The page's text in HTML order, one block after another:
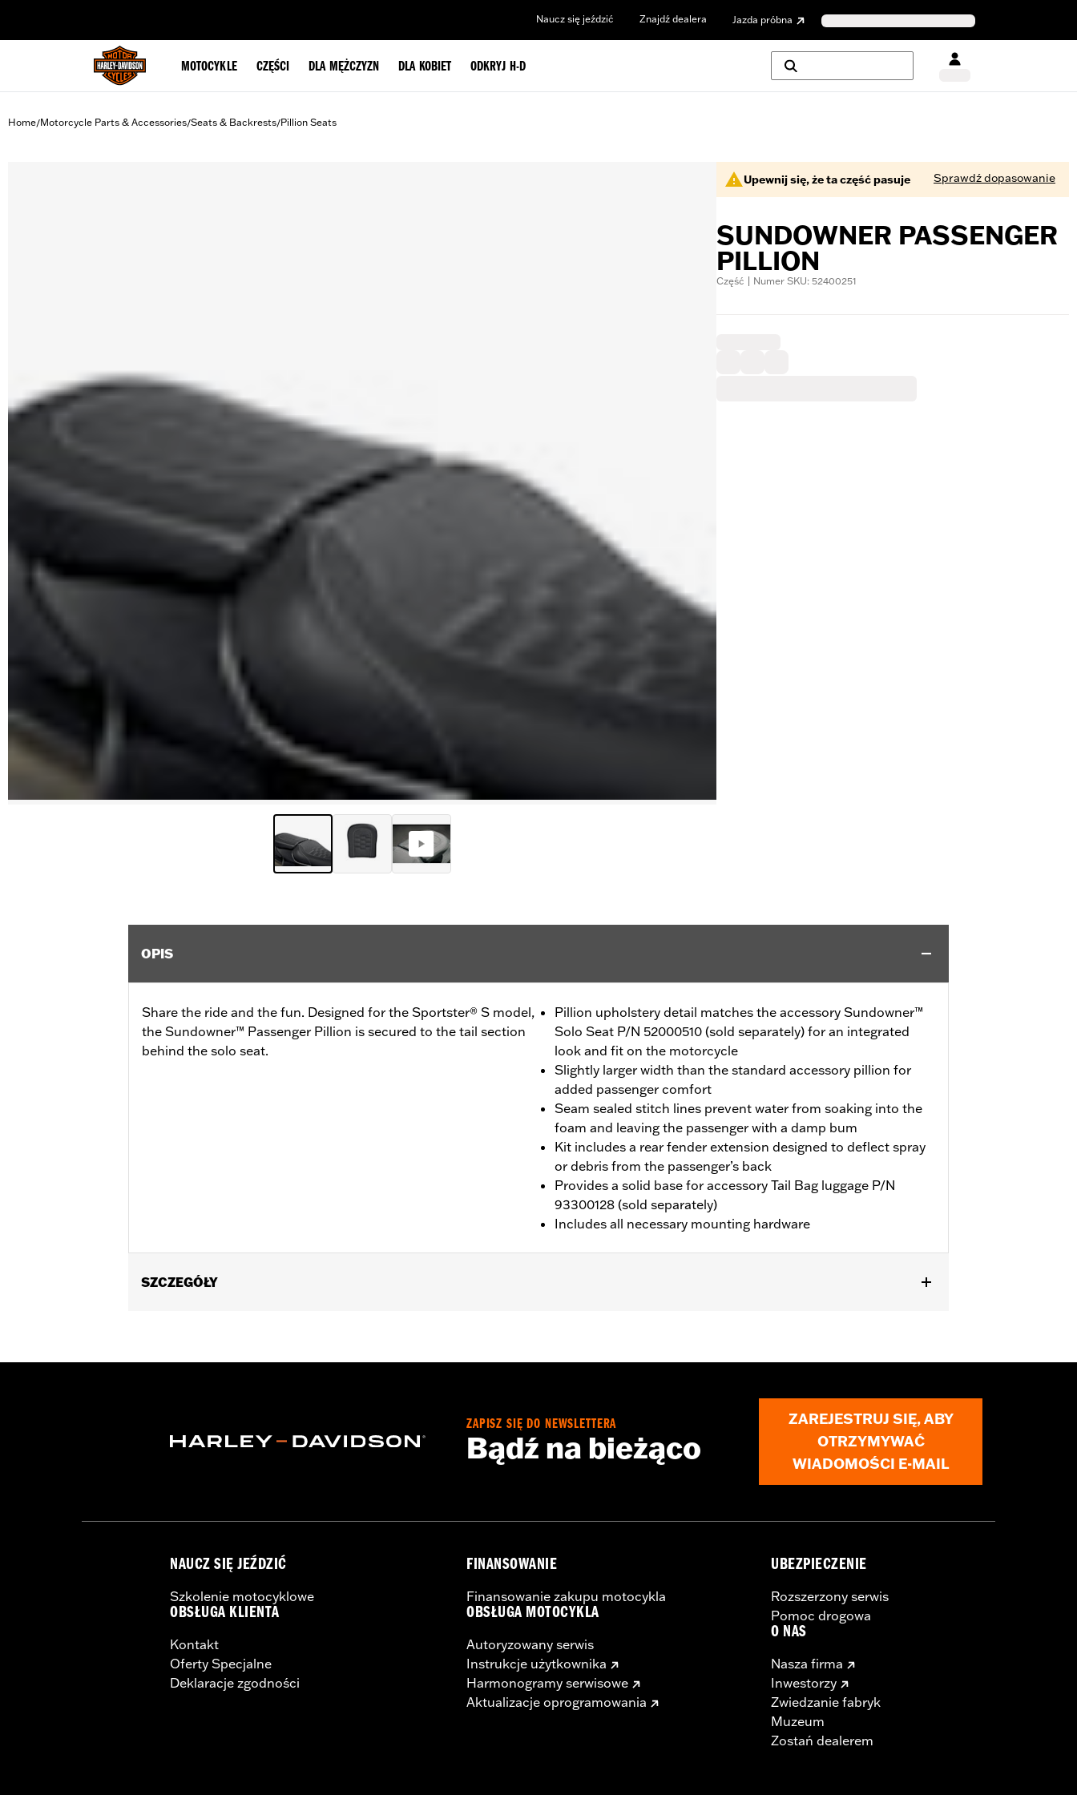
Naucz się jeździć Znajdź dealera Jazda próbna
MOTOCYKLE CZĘŚCI DLA MĘŻCZYZN DLA KOBIET ODKRYJ H-D
Home/Motorcycle Parts & Accessories/Seats & Backrests/Pillion Seats
Upewnij się, że ta część pasuje Sprawdź dopasowanie
SUNDOWNER PASSENGER
PILLION
Część | Numer SKU: 52400251
OPIS
Share the ride and the fun. Designed for the Sportster® S model,
the Sundowner™ Passenger Pillion is secured to the tail section
behind the solo seat.
Pillion upholstery detail matches the accessory Sundowner™
Solo Seat P/N 52000510 (sold separately) for an integrated
look and fit on the motorcycle
Slightly larger width than the standard accessory pillion for
added passenger comfort
Seam sealed stitch lines prevent water from soaking into the
foam and leaving the passenger with a damp bum
Kit includes a rear fender extension designed to deflect spray
or debris from the passenger’s back
Provides a solid base for accessory Tail Bag luggage P/N
93300128 (sold separately)
Includes all necessary mounting hardware
SZCZEGÓŁY
Installation Instructions
In the Box:Pillion, rear fender extension, grab strap, installation hardware and installation instructions
ZAPISZ SIĘ DO NEWSLETTERA
Bądź na bieżąco
ZAREJESTRUJ SIĘ, ABY
OTRZYMYWAĆ
WIADOMOŚCI E-MAIL
NAUCZ SIĘ JEŹDZIĆ
Szkolenie motocyklowe
OBSŁUGA KLIENTA
Kontakt
Oferty Specjalne
Deklaracje zgodności
FINANSOWANIE
Finansowanie zakupu motocykla
OBSŁUGA MOTOCYKLA
Autoryzowany serwis
Instrukcje użytkownika
Harmonogramy serwisowe
Aktualizacje oprogramowania
UBEZPIECZENIE
Rozszerzony serwis
Pomoc drogowa
O NAS
Nasza firma
Inwestorzy
Zwiedzanie fabryk
Muzeum
Zostań dealerem